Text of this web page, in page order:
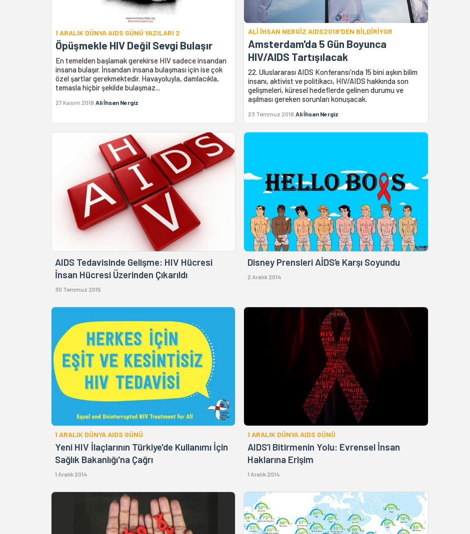
1 ARALIK DÜNYA AIDS GÜNÜ YAZILARI 2
Öpüşmekle HIV Değil Sevgi Bulaşır
En temelden başlamak gerekirse HIV sadece insandan
insana bulaşır. İnsandan insana bulaşması için ise çok
özel şartlar gerekmektedir. Havayoluyla, damlacıkla,
temasla hiçbir şekilde bulaşmaz...
27 Kasım 2018 Ali İhsan Nergiz
ALİ İHSAN NERGİZ AIDS2018'DEN BİLDİRİYOR
Amsterdam'da 5 Gün Boyunca
HIV/AIDS Tartışılacak
22. Uluslararası AIDS Konferansı'nda 15 bini aşkın bilim
insanı, aktivist ve politikacı, HIV/AIDS hakkında son
gelişmeleri, küresel hedeflerde gelinen durumu ve
aşılması gereken sorunları konuşacak.
23 Temmuz 2018 Ali İhsan Nergiz
AIDS Tedavisinde Gelişme: HIV Hücresi
İnsan Hücresi Üzerinden Çıkarıldı
30 Temmuz 2015
Disney Prensleri AİDS’e Karşı Soyundu
2 Aralık 2014
1 ARALIK DÜNYA AIDS GÜNÜ
Yeni HIV İlaçlarının Türkiye'de Kullanımı İçin
Sağlık Bakanlığı'na Çağrı
1 Aralık 2014
1 ARALIK DÜNYA AIDS GÜNÜ
AIDS’i Bitirmenin Yolu: Evrensel İnsan
Haklarına Erişim
1 Aralık 2014